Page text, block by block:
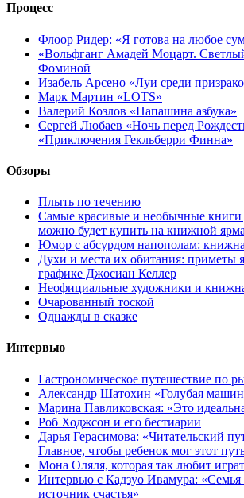
Процесс
Флоор Ридер: «Я готова на любое
«Вольфганг Амадей Моцарт.
Фоминой
Изабель Арсено «Луи среди
Марк Мартин «LOTS»
Валерий Козлов «Папашина азбука»
Сергей Любаев «Ночь перед
«Приключения Гекльберри Финна»
Обзоры
Плыть по течению
Самые красивые и необычные книги
можно будет купить на книжной
Юмор с абсурдом напополам:
Духи и места их обитания: приметы
графике Джосиан Келлер
Неофициальные художники и
Очарованный тоской
Однажды в сказке
Интервью
Гастрономическое путешествие по
Александр Шатохин «Голубая
Марина Павликовская: «Это
Роб Ходжсон и его бестиарии
Дарья Герасимова: «Читательский
Главное, чтобы ребенок мог этот
Мона Оляля, которая так любит
Интервью с Кадзуо Ивамура: «Семья
источник счастья»